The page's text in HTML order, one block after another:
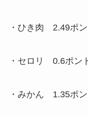
・ひき肉 2.49ポ
・セロリ 0.6ポン
・みかん 1.35ポ